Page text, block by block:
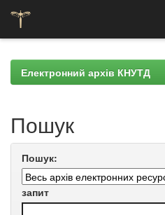
navigationЕлектронний архів КНУТД
Пошук
Пошук:
запит